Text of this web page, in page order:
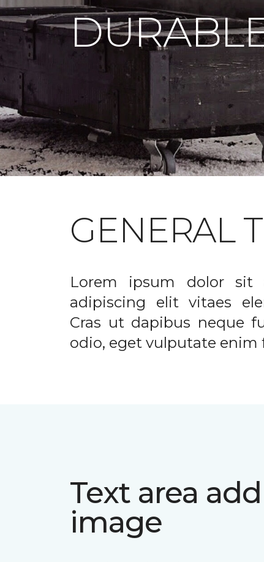
GENERAL
Lorem ipsum dolor sit
adipiscing elit vitaes
Cras ut dapibus neque
odio, eget vulputate enim
Text area add
image